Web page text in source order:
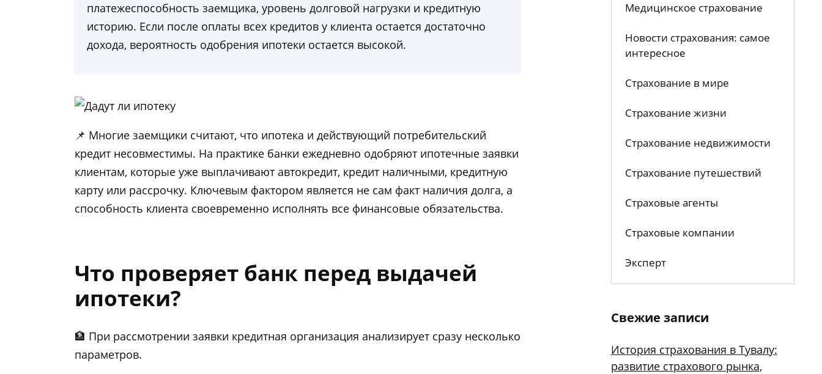
платежеспособность заемщика, уровень долговой нагрузки и кредитную
историю. Если после оплаты всех кредитов у клиента остается достаточно
дохода, вероятность одобрения ипотеки остается высокой.
📌 Многие заемщики считают, что ипотека и действующий потребительский
кредит несовместимы. На практике банки ежедневно одобряют ипотечные заявки
клиентам, которые уже выплачивают автокредит, кредит наличными, кредитную
карту или рассрочку. Ключевым фактором является не сам факт наличия долга, а
способность клиента своевременно исполнять все финансовые обязательства.
Что проверяет банк перед выдачей
ипотеки?
🏦 При рассмотрении заявки кредитная организация анализирует сразу несколько
параметров.
Медицинское страхование
Новости страхования: самое
интересное
Страхование в мире
Страхование жизни
Страхование недвижимости
Страхование путешествий
Страховые агенты
Страховые компании
Эксперт
Свежие записи
История страхования в Тувалу:
развитие страхового рынка,